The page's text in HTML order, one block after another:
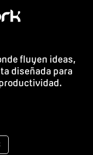
fluyen ideas,
diseñada para